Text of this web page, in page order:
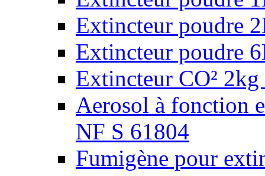
Extincteur poudre
Extincteur poudre
Extincteur CO²
Aerosol à fonction
NF S 61804
Fumigène pour